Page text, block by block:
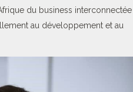
du business interconnectée
au développement et au